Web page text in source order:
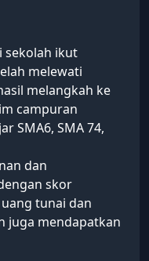
sekolah ikut
melewati
melangkah ke
campuran
SMA6, SMA 74,
dan
skor
tunai dan
juga mendapatkan